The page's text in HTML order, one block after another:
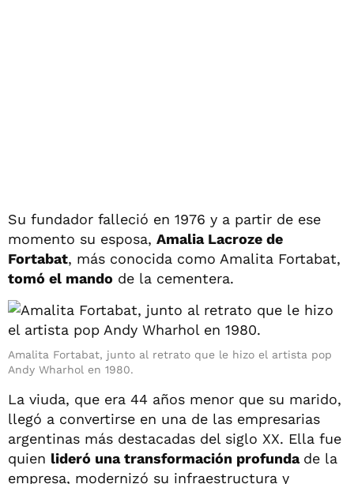
Su fundador falleció en 1976 y a partir de ese
momento su esposa, Amalia Lacroze de
Fortabat, más conocida como Amalita Fortabat,
tomó el mando de la cementera.
Amalita Fortabat, junto al retrato que le hizo el artista pop
Andy Wharhol en 1980.
La viuda, que era 44 años menor que su marido,
llegó a convertirse en una de las empresarias
argentinas más destacadas del siglo XX. Ella fue
quien lideró una transformación profunda de la
empresa, modernizó su infraestructura y